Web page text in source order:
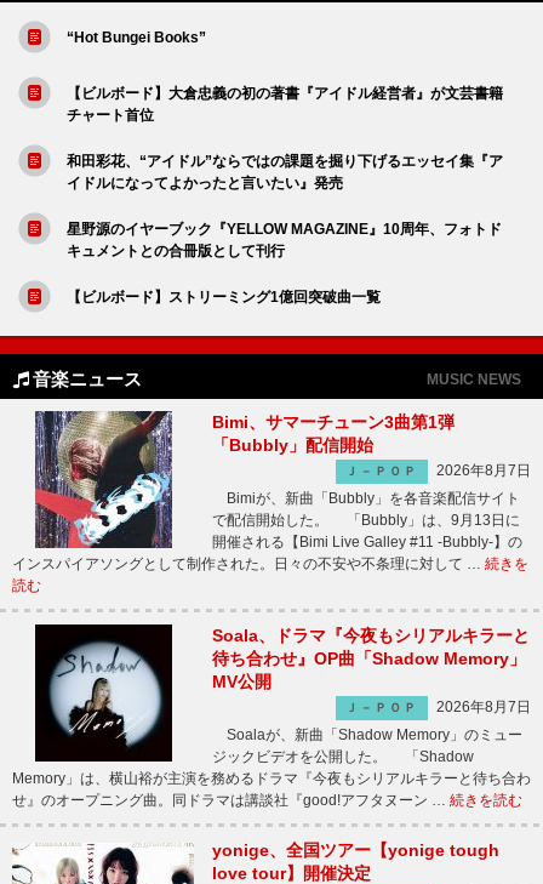
“Hot Bungei Books”
【ビルボード】大倉忠義の初の著書『アイドル経営者』が文芸書籍
チャート首位
和田彩花、“アイドル”ならではの課題を掘り下げるエッセイ集『ア
イドルになってよかったと言いたい』発売
星野源のイヤーブック『YELLOW MAGAZINE』10周年、フォトド
キュメントとの合冊版として刊行
【ビルボード】ストリーミング1億回突破曲一覧
音楽ニュース MUSIC NEWS
Bimi、サマーチューン3曲第1弾
「Bubbly」配信開始
Ｊ－ＰＯＰ
2026年8月7日
Bimiが、新曲「Bubbly」を各音楽配信サイト
で配信開始した。 「Bubbly」は、9月13日に
開催される【Bimi Live Galley #11 -Bubbly-】の
インスパイアソングとして制作された。日々の不安や不条理に対して … 続きを
読む
Soala、ドラマ『今夜もシリアルキラーと
待ち合わせ』OP曲「Shadow Memory」
MV公開
Ｊ－ＰＯＰ
2026年8月7日
Soalaが、新曲「Shadow Memory」のミュー
ジックビデオを公開した。 「Shadow
Memory」は、横山裕が主演を務めるドラマ『今夜もシリアルキラーと待ち合わ
せ』のオープニング曲。同ドラマは講談社『good!アフタヌーン … 続きを読む
yonige、全国ツアー【yonige tough
love tour】開催決定